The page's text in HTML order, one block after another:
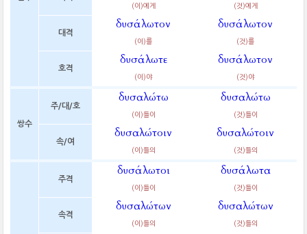
(이)에게 (것)에게
대격
δυσάλωτον
(이)를
δυσάλωτον
(것)를
호격
δυσάλωτε
(이)야
δυσάλωτον
(것)야
쌍수
주/대/호
δυσαλώτω
(이)들이
δυσαλώτω
(것)들이
속/여
δυσαλώτοιν
(이)들의
δυσαλώτοιν
(것)들의
주격
δυσάλωτοι
(이)들이
δυσάλωτα
(것)들이
속격
δυσαλώτων
(이)들의
δυσαλώτων
(것)들의